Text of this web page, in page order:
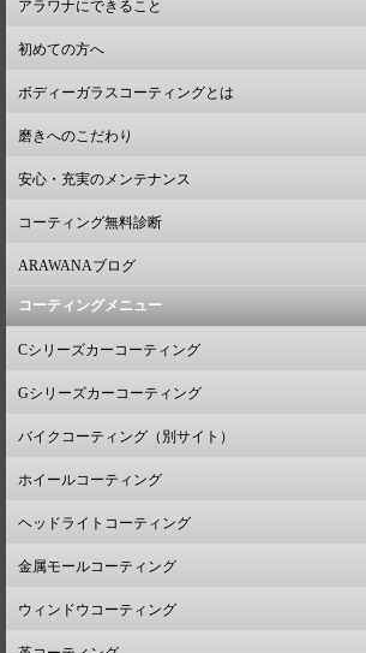
アラワナにできること
初めての方へ
ボディーガラスコーティングとは
磨きへのこだわり
安心・充実のメンテナンス
コーティング無料診断
ARAWANAブログ
コーティングメニュー
Cシリーズカーコーティング
Gシリーズカーコーティング
バイクコーティング（別サイト）
ホイールコーティング
ヘッドライトコーティング
金属モールコーティング
ウィンドウコーティング